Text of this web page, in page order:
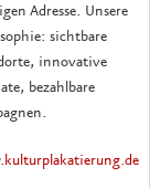
Adresse. Unsere
sichtbare
innovative
bezahlbare